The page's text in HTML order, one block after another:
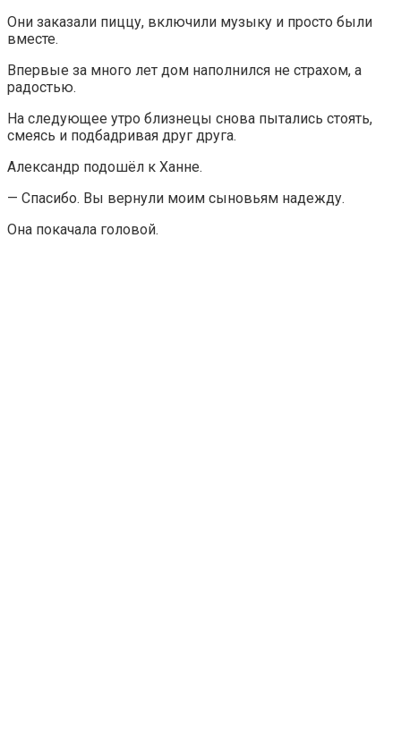
Они заказали пиццу, включили музыку и просто были
вместе.
Впервые за много лет дом наполнился не страхом, а
радостью.
На следующее утро близнецы снова пытались стоять,
смеясь и подбадривая друг друга.
Александр подошёл к Ханне.
— Спасибо. Вы вернули моим сыновьям надежду.
Она покачала головой.